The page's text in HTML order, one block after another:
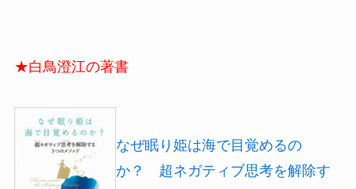
★白鳥澄江の著書
なぜ眠り姫は海で目覚めるの
か？ 超ネガティブ思考を解除す